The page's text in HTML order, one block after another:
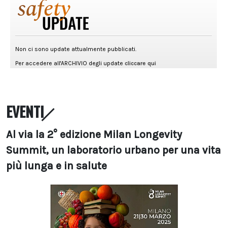
EVENTI
Al via la 2° edizione Milan Longevity
Summit, un laboratorio urbano per una vita
più lunga e in salute